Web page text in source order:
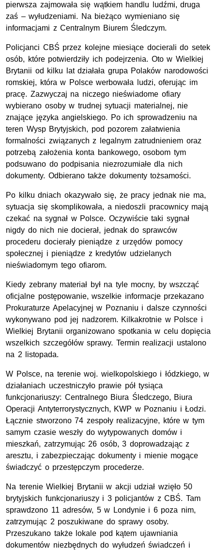
pierwsza zajmowała się wątkiem handlu ludźmi, druga
zaś – wyłudzeniami. Na bieżąco wymieniano się
informacjami z Centralnym Biurem Śledczym.
Policjanci CBŚ przez kolejne miesiące docierali do setek
osób, które potwierdziły ich podejrzenia. Oto w Wielkiej
Brytanii od kilku lat działała grupa Polaków narodowości
romskiej, która w Polsce werbowała ludzi, oferując im
pracę. Zazwyczaj na niczego nieświadome ofiary
wybierano osoby w trudnej sytuacji materialnej, nie
znające języka angielskiego. Po ich sprowadzeniu na
teren Wysp Brytyjskich, pod pozorem załatwienia
formalności związanych z legalnym zatrudnieniem oraz
potrzebą założenia konta bankowego, osobom tym
podsuwano do podpisania niezrozumiałe dla nich
dokumenty. Odbierano także dokumenty tożsamości.
Po kilku dniach okazywało się, że pracy jednak nie ma,
sytuacja się skomplikowała, a niedoszli pracownicy mają
czekać na sygnał w Polsce. Oczywiście taki sygnał
nigdy do nich nie docierał, jednak do sprawców
procederu docierały pieniądze z urzędów pomocy
społecznej i pieniądze z kredytów udzielanych
nieświadomym tego ofiarom.
Kiedy zebrany materiał był na tyle mocny, by wszcząć
oficjalne postępowanie, wszelkie informacje przekazano
Prokuraturze Apelacyjnej w Poznaniu i dalsze czynności
wykonywano pod jej nadzorem. Kilkakrotnie w Polsce i
Wielkiej Brytanii organizowano spotkania w celu dopięcia
wszelkich szczegółów sprawy. Termin realizacji ustalono
na 2 listopada.
W Polsce, na terenie woj. wielkopolskiego i łódzkiego, w
działaniach uczestniczyło prawie pół tysiąca
funkcjonariuszy: Centralnego Biura Śledczego, Biura
Operacji Antyterrorystycznych, KWP w Poznaniu i Łodzi.
Łącznie stworzono 74 zespoły realizacyjne, które w tym
samym czasie weszły do wytypowanych domów i
mieszkań, zatrzymując 26 osób, 3 doprowadzając z
aresztu, i zabezpieczając dokumenty i mienie mogące
świadczyć o przestępczym procederze.
Na terenie Wielkiej Brytanii w akcji udział wzięło 50
brytyjskich funkcjonariuszy i 3 policjantów z CBŚ. Tam
sprawdzono 11 adresów, 5 w Londynie i 6 poza nim,
zatrzymując 2 poszukiwane do sprawy osoby.
Przeszukano także lokale pod kątem ujawniania
dokumentów niezbędnych do wyłudzeń świadczeń i